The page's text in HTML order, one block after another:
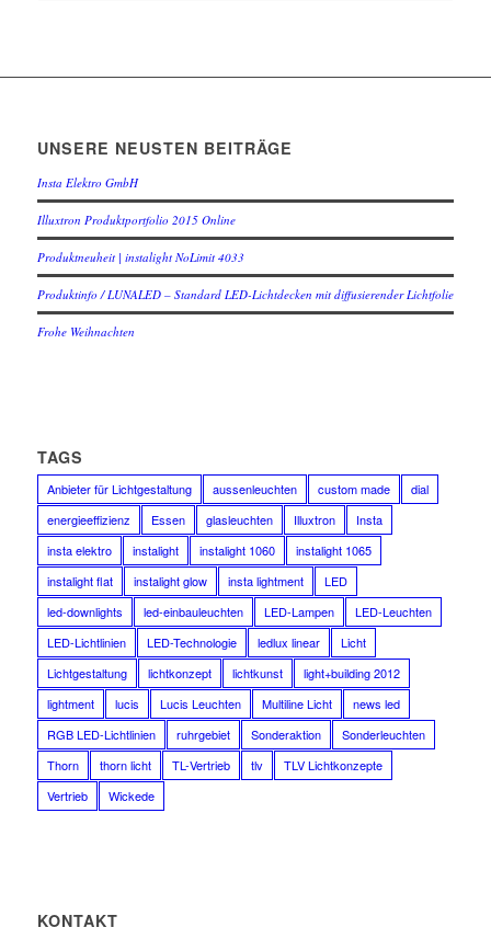
UNSERE NEUSTEN BEITRÄGE
Insta Elektro GmbH
Illuxtron Produktportfolio 2015 Online
Produktneuheit | instalight NoLimit 4033
Produktinfo / LUNALED – Standard LED-Lichtdecken mit diffusierender Lichtfolie
Frohe Weihnachten
TAGS
Anbieter für Lichtgestaltung aussenleuchten custom made
dial
energieeffizienz
Essen glasleuchten Illuxtron
Insta
insta elektro
instalight instalight 1060
instalight 1065
instalight flat
instalight glow insta lightment
LED
led-downlights
led-einbauleuchten LED-Lampen
LED-Leuchten
LED-Lichtlinien
LED-Technologie ledlux linear
Licht
Lichtgestaltung
lichtkonzept lichtkunst
light+building 2012
lightment
lucis Lucis Leuchten Multiline Licht
news led
RGB LED-Lichtlinien
ruhrgebiet Sonderaktion
Sonderleuchten
Thorn
thorn licht TL-Vertrieb tlv
TLV Lichtkonzepte
Vertrieb
Wickede
KONTAKT